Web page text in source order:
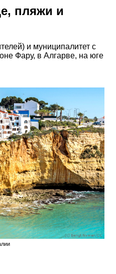
пляжи и
и муниципалитет с
Фару, в Алгарве, на юге